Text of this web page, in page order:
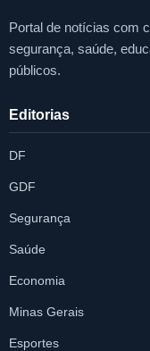
Portal de notícias com
segurança, saúde,
públicos.
Editorias
DF
GDF
Segurança
Saúde
Economia
Minas Gerais
Esportes